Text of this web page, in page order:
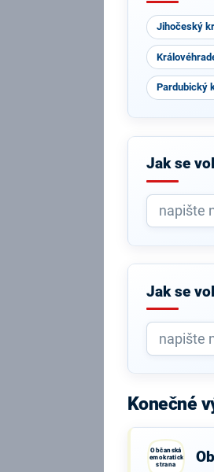
Jihočeský
Pardubický
Jak se
Jak se
Konečné
Občanská
demokratická
strana